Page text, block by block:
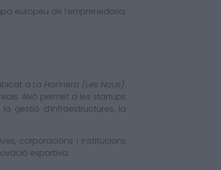
europeu de l’emprenedoria,
a La Harinera (Les Naus).
Això permet a les startups
gestió d’infraestructures, la
corporacions i institucions
esportiva.